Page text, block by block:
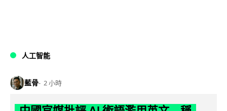
人工智能
藍骨 2 小時